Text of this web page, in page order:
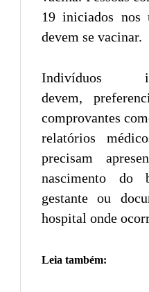
19 iniciados nos
devem se vacinar.
Indivíduos
devem,
comprovantes
relatórios
precisam
nascimento do
gestante ou
hospital onde
Leia também: